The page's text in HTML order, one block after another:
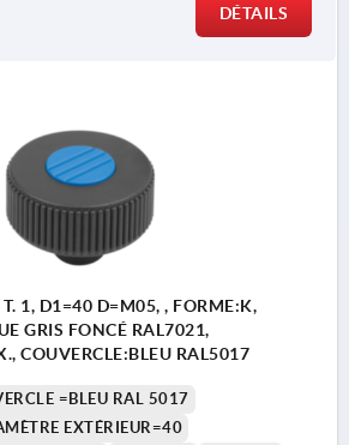
DÉTAILS
1, D1=40 D=M05, , FORME:K,
GRIS FONCÉ RAL7021,
COUVERCLE:BLEU RAL5017
=BLEU RAL 5017
EXTÉRIEUR=40